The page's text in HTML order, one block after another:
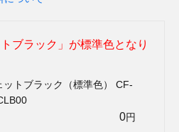
ブラック」が標準色となり
ットブラック（標準色） CF-
0円